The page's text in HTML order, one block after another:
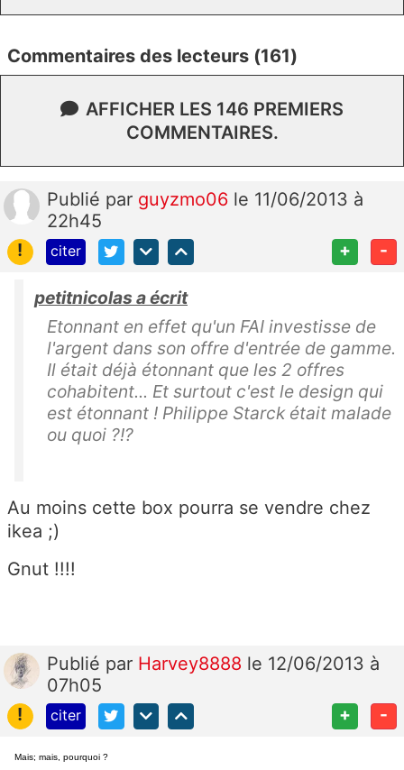
Commentaires des lecteurs (161)
AFFICHER LES 146 PREMIERS
COMMENTAIRES.
Publié par guyzmo06 le 11/06/2013 à
22h45
!
citer + -
petitnicolas a écrit
Etonnant en effet qu'un FAI investisse de
l'argent dans son offre d'entrée de gamme.
Il était déjà étonnant que les 2 offres
cohabitent... Et surtout c'est le design qui
est étonnant ! Philippe Starck était malade
ou quoi ?!?
Au moins cette box pourra se vendre chez
ikea ;)
Gnut !!!!
Publié par Harvey8888 le 12/06/2013 à
07h05
!
citer + -
Mais; mais, pourquoi ?